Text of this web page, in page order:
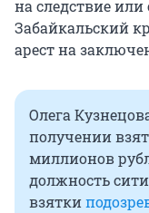
на следствие или
Забайкальский
арест на
Олега
получении
миллионов
должность
взятки